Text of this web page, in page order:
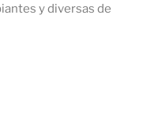
y diversas de